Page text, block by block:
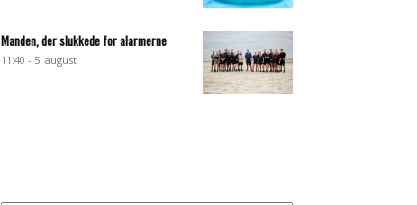
Manden, der slukkede for alarmerne
11:40 - 5. august